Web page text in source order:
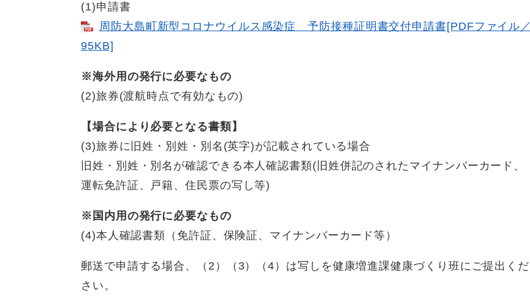
(1)申請書
周防大島町新型コロナウイルス感染症 予防接種証明書交付申請書[PDFファイル／
95KB]
※海外用の発行に必要なもの
(2)旅券(渡航時点で有効なもの)
【場合により必要となる書類】
(3)旅券に旧姓・別姓・別名(英字)が記載されている場合
旧姓・別姓・別名が確認できる本人確認書類(旧姓併記のされたマイナンバーカード、
運転免許証、戸籍、住民票の写し等)
※国内用の発行に必要なもの
(4)本人確認書類（免許証、保険証、マイナンバーカード等）
郵送で申請する場合、（2）（3）（4）は写しを健康増進課健康づくり班にご提出くだ
さい。